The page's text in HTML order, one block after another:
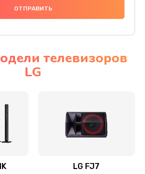
Прошивка
механики привода
кнопок, клавиш, индикаторов,
телевизоров
LG
LG FJ7